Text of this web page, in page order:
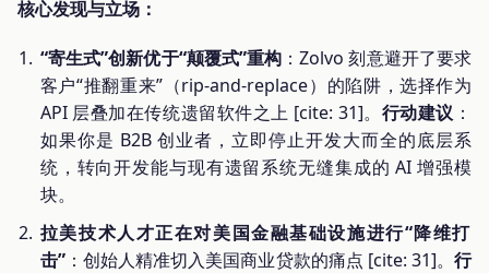
核心发现与立场：
“寄生式”创新优于“颠覆式”重构 ：Zolvo 刻意避开了要求
客户“推翻重来”（rip-and-replace）的陷阱，选择作为
API 层叠加在传统遗留软件之上 [cite: 31]。 行动建议 ：
如果你是 B2B 创业者，立即停止开发大而全的底层系
统，转向开发能与现有遗留系统无缝集成的 AI 增强模
块。
拉美技术人才正在对美国金融基础设施进行“降维打
击”：创始人精准切入美国商业贷款的痛点 [cite: 31]。行